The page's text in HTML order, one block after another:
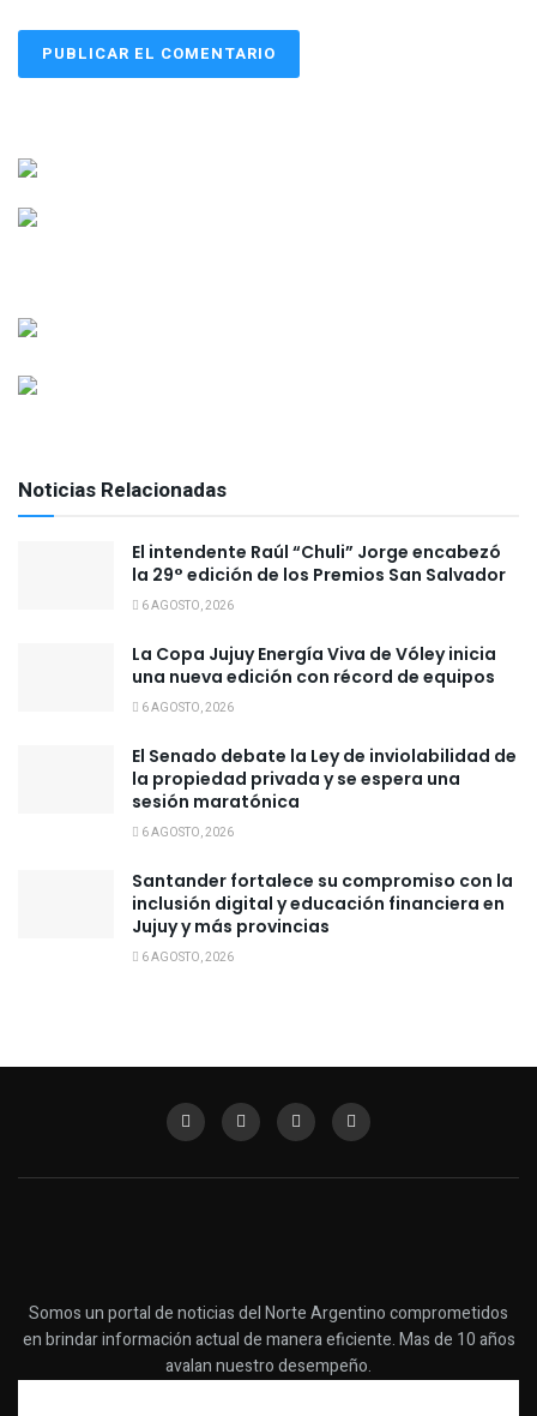
Noticias Relacionadas
El intendente Raúl “Chuli” Jorge encabezó
la 29° edición de los Premios San Salvador
6 AGOSTO, 2026
La Copa Jujuy Energía Viva de Vóley inicia
una nueva edición con récord de equipos
6 AGOSTO, 2026
El Senado debate la Ley de inviolabilidad de
la propiedad privada y se espera una
sesión maratónica
6 AGOSTO, 2026
Santander fortalece su compromiso con la
inclusión digital y educación financiera en
Jujuy y más provincias
6 AGOSTO, 2026
Somos un portal de noticias del Norte Argentino comprometidos
en brindar información actual de manera eficiente. Mas de 10 años
avalan nuestro desempeño.